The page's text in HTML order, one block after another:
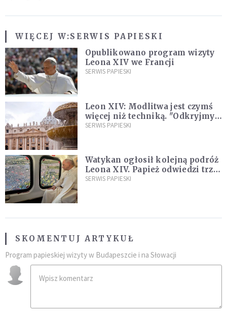
WIĘCEJ W:SERWIS PAPIESKI
Opublikowano program wizyty
Leona XIV we Francji
SERWIS PAPIESKI
Leon XIV: Modlitwa jest czymś
więcej niż techniką. "Odkryjmy
ją na nowo"
SERWIS PAPIESKI
Watykan ogłosił kolejną podróż
Leona XIV. Papież odwiedzi trzy
kraje Ameryki Południowej
SERWIS PAPIESKI
SKOMENTUJ ARTYKUŁ
Program papieskiej wizyty w Budapeszcie i na Słowacji